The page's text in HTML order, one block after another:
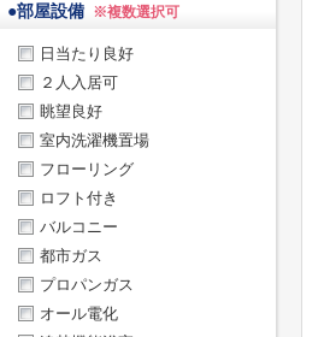
●部屋設備 ※複数選択可
日当たり良好
２人入居可
眺望良好
室内洗濯機置場
フローリング
ロフト付き
バルコニー
都市ガス
プロパンガス
オール電化